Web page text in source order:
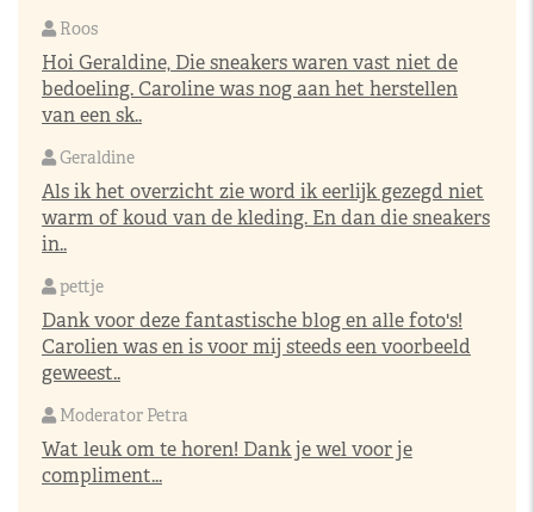
Roos
Hoi Geraldine, Die sneakers waren vast niet de
bedoeling. Caroline was nog aan het herstellen
van een sk..
Geraldine
Als ik het overzicht zie word ik eerlijk gezegd niet
warm of koud van de kleding. En dan die sneakers
in..
pettje
Dank voor deze fantastische blog en alle foto's!
Carolien was en is voor mij steeds een voorbeeld
geweest..
Moderator Petra
Wat leuk om te horen! Dank je wel voor je
compliment...